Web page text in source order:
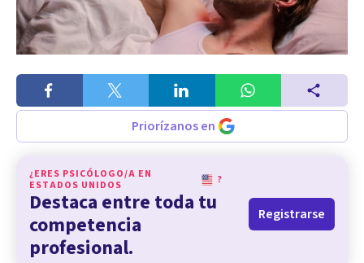
Priorízanos en
¿ERES PSICÓLOGO/A EN
ESTADOS UNIDOS
?
Destaca entre toda tu
competencia
profesional.
Registrarse